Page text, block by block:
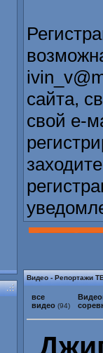
сайта,
свой е-
Видео - Репортажи
все
видео (94)